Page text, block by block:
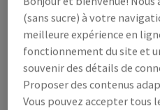
/ 1 000 feuille(s)
(86,4 kg )
LIVRAISON PRÉVUE LE 10/08/
paquet(s)
(sans sucre) à votre
meilleure expérience en
fonctionnement du site et
souvenir des détails de
Proposer des contenus
Vous pouvez accepter tous